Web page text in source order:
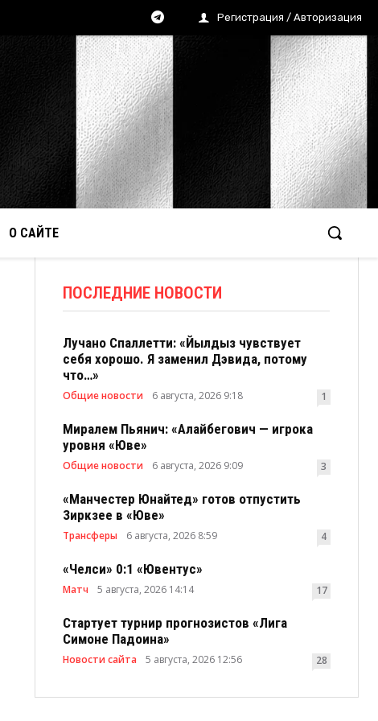
Регистрация / Авторизация
О САЙТЕ
ПОСЛЕДНИЕ НОВОСТИ
Лучано Спаллетти: «Йылдыз чувствует
себя хорошо. Я заменил Дэвида, потому
что…»
Общие новости 6 августа, 2026 9:18 1
Миралем Пьянич: «Алайбегович — игрока
уровня «Юве»
Общие новости 6 августа, 2026 9:09 3
«Манчестер Юнайтед» готов отпустить
Зиркзее в «Юве»
Трансферы 6 августа, 2026 8:59 4
«Челси» 0:1 «Ювентус»
Матч 5 августа, 2026 14:14 17
Стартует турнир прогнозистов «Лига
Симоне Падоина»
Новости сайта 5 августа, 2026 12:56 28